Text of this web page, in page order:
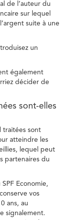
de l’auteur du
sur lequel
suite à une
un
également
décider de
sont-elles
traitées sont
atteindre les
lequel peut
partenaires du
Economie,
vos
ans, au
signalement.